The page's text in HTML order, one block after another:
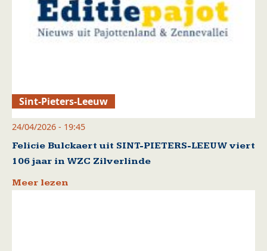
Sint-Pieters-Leeuw
24/04/2026 - 19:45
Felicie Bulckaert uit SINT-PIETERS-LEEUW viert
106 jaar in WZC Zilverlinde
Meer lezen